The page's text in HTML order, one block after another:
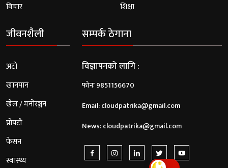
विचार
शिक्षा
जीवनशैली
अटो
खानपान
खेल / मनोरञ्जन
प्रोपटी
फेसन
स्वास्थ्य
सम्पर्क ठेगाना
विज्ञापनको लागि :
फोनः 9851156670
Email:cloudpatrika@gmail.com
News:cloudpatrika@gmail.com